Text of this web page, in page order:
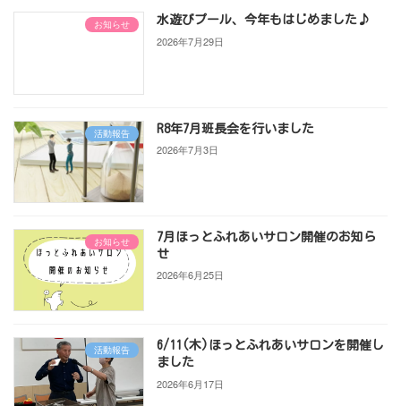
お知らせ 水遊びプール、今年もはじめました♪
2026年7月29日
活動報告 R8年7月班長会を行いました
2026年7月3日
お知らせ
7月ほっとふれあいサロン開催のお知ら
せ
2026年6月25日
活動報告
6/11(木)ほっとふれあいサロンを開催し
ました
2026年6月17日